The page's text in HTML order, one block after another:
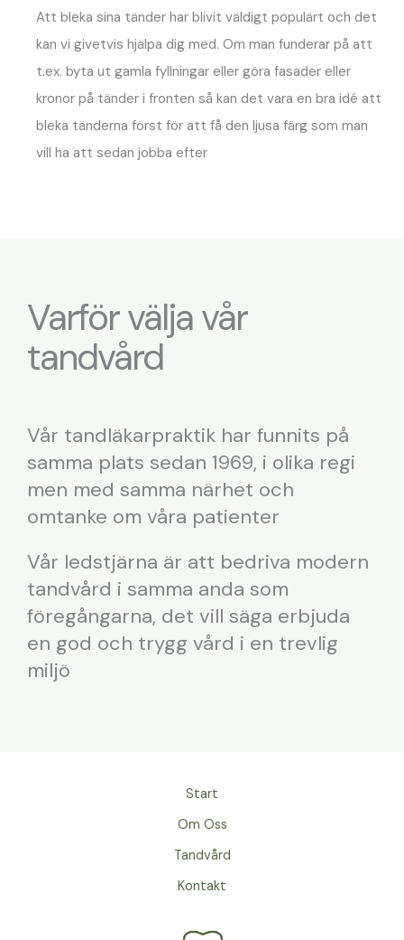
Att bleka sina tänder har blivit väldigt populärt och det
kan vi givetvis hjälpa dig med. Om man funderar på att
t.ex. byta ut gamla fyllningar eller göra fasader eller
kronor på tänder i fronten så kan det vara en bra idé att
bleka tänderna först för att få den ljusa färg som man
vill ha att sedan jobba efter
Varför välja vår
tandvård
Vår tandläkarpraktik har funnits på
samma plats sedan 1969, i olika regi
men med samma närhet och
omtanke om våra patienter
Vår ledstjärna är att bedriva modern
tandvård i samma anda som
föregångarna, det vill säga erbjuda
en god och trygg vård i en trevlig
miljö
Start
Om Oss
Tandvård
Kontakt